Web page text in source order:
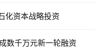
化资本战略投资
数千万元新一轮融资